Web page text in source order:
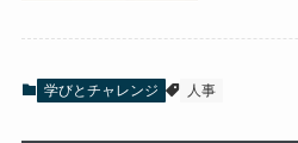
学びとチャレンジ 人事